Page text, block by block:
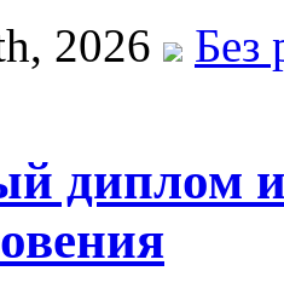
2026
Без
диплом и